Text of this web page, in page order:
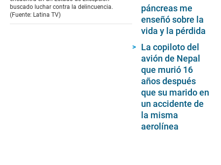
buscado luchar contra la delincuencia.
(Fuente: Latina TV)
páncreas me
enseñó sobre la
vida y la pérdida
La copiloto del
avión de Nepal
que murió 16
años después
que su marido en
un accidente de
la misma
aerolínea